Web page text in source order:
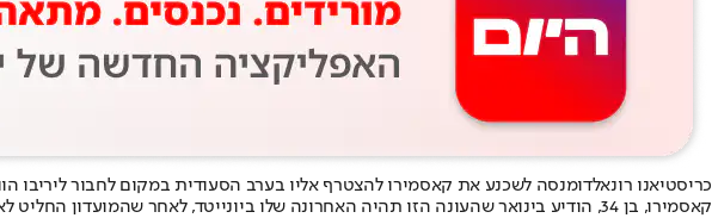
כריסטיאנו רונאלדומנסה לשכנע את קאסמירו להצטרף אליו בערב הסעודית במקום לחבור ליריבו
קאסמירו, בן 34, הודיע בינואר שהעונה הזו תהיה האחרונה שלו ביונייטד, לאחר